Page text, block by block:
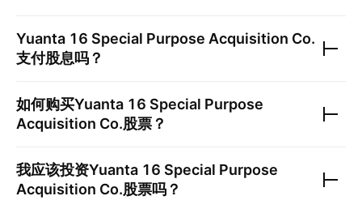
Yuanta 16 Special Purpose Acquisition Co.
支付股息吗？
如何购买Yuanta 16 Special Purpose
Acquisition Co.股票？
我应该投资Yuanta 16 Special Purpose
Acquisition Co.股票吗？